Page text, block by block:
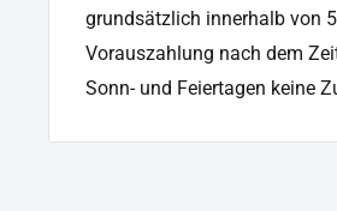
grundsätzlich innerhalb von
Vorauszahlung nach dem
Sonn- und Feiertagen keine